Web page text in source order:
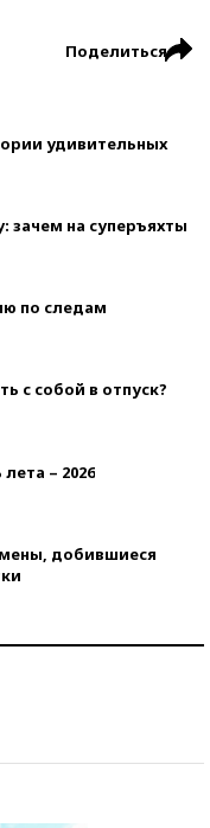
Поделиться
удивительных
зачем на суперъяхты
по следам
с собой в отпуск?
– 2026
добившиеся